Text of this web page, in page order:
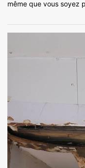
même que vous soyez